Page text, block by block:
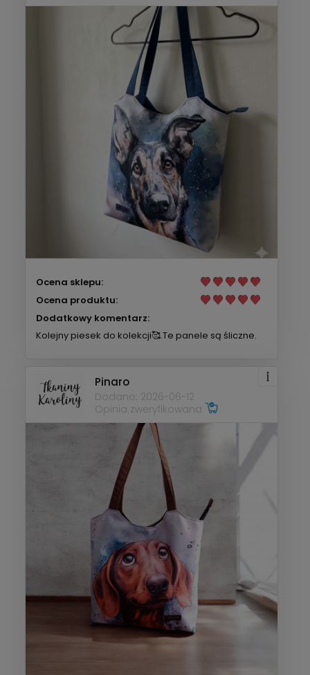
Ocena sklepu:
Ocena produktu:
Dodatkowy komentarz:
Kolejny piesek do kolekcji🥰.Te panele są śliczne.
Pinaro
Dodano: 2026-06-12
Opinia zweryfikowana